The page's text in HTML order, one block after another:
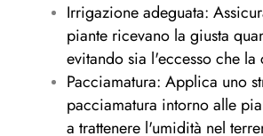
Irrigazione adeguata:
piante ricevano la giusta
evitando sia l'eccesso che
Pacciamatura: Applica uno
pacciamatura intorno alle
a trattenere l'umidità nel